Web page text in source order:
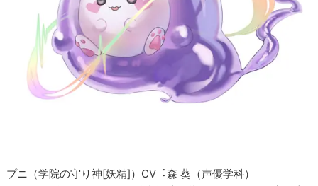
プニ（学院の守り神[妖精]）CV︓森 葵（声優学科）